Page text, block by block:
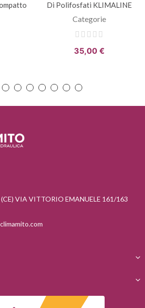
Di Polifosfati KLIMALINE
Categorie
35,00 €
(CE) VIA VITTORIO EMANUELE 161/163